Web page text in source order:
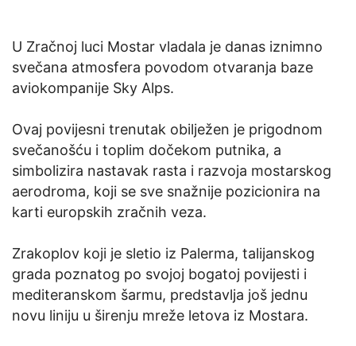
U Zračnoj luci Mostar vladala je danas iznimno
svečana atmosfera povodom otvaranja baze
aviokompanije Sky Alps.
Ovaj povijesni trenutak obilježen je prigodnom
svečanošću i toplim dočekom putnika, a
simbolizira nastavak rasta i razvoja mostarskog
aerodroma, koji se sve snažnije pozicionira na
karti europskih zračnih veza.
Zrakoplov koji je sletio iz Palerma, talijanskog
grada poznatog po svojoj bogatoj povijesti i
mediteranskom šarmu, predstavlja još jednu
novu liniju u širenju mreže letova iz Mostara.